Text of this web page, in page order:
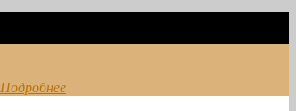
Подробнее